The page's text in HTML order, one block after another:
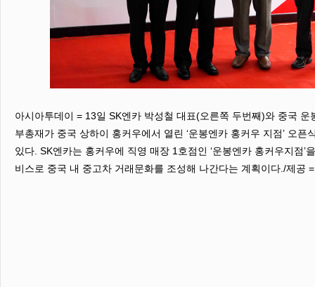
아시아투데이 = 13일 SK엔카 박성철 대표(오른쪽 두번째)와 중국
부총재가 중국 상하이 홍커우에서 열린 ‘운봉엔카 홍커우 지점’ 오픈
있다. SK엔카는 홍커우에 직영 매장 1호점인 ‘운봉엔카 홍커우지점’
비스로 중국 내 중고차 거래문화를 조성해 나간다는 계획이다./제공